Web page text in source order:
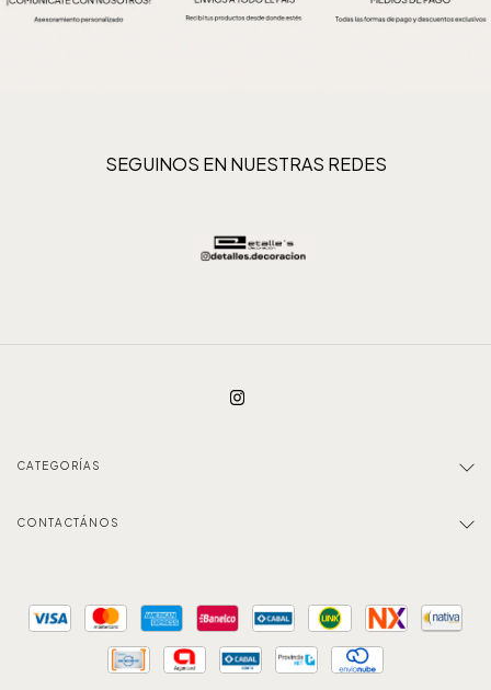
SEGUINOS EN NUESTRAS REDES
CATEGORÍAS
CONTACTÁNOS